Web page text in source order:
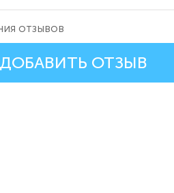
отзывов
ДОБАВИТЬ ОТЗЫВ